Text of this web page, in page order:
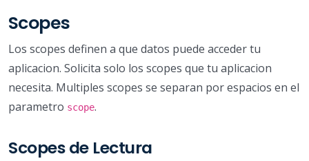
Scopes
Los scopes definen a que datos puede acceder tu
aplicacion. Solicita solo los scopes que tu aplicacion
necesita. Multiples scopes se separan por espacios en el
parametro scope.
Scopes de Lectura